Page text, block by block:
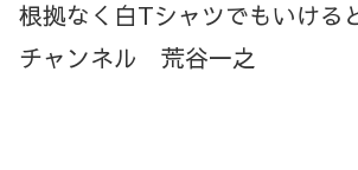
根拠なく白Tシャツでもいける
チャンネル 荒谷一之